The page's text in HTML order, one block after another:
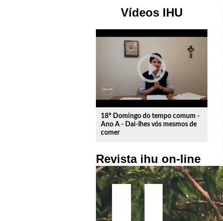
Vídeos IHU
play_circle_outline
18º Domingo do tempo comum -
Ano A - Dai-lhes vós mesmos de
comer
Revista ihu on-line